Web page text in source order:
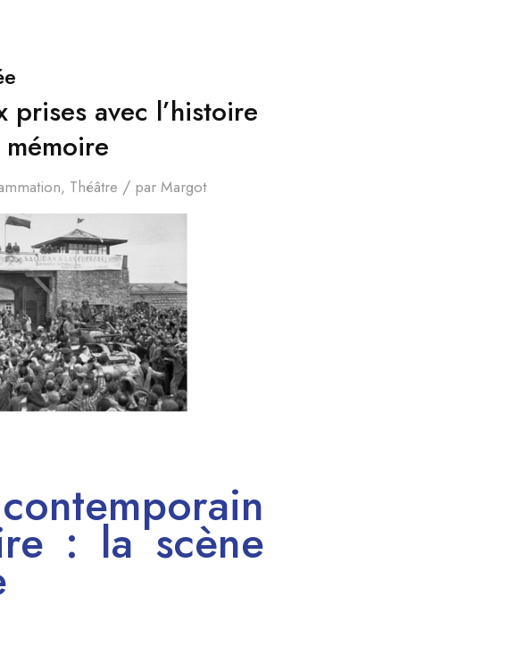
avec l’histoire
, Théâtre / par Margot
: la scène